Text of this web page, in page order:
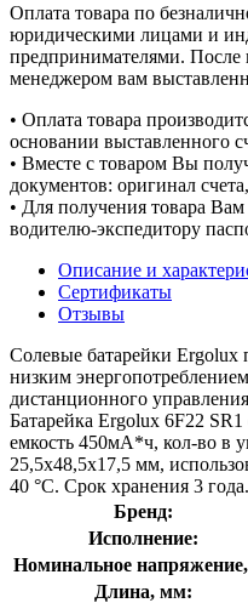
Оплата товара по
юридическими лицами и
предпринимателями. После
менеджером вам
• Оплата товара
основании выставленного
• Вместе с товаром Вы
документов: оригинал
• Для получения товара
водителю-экспедитору
Описание и
Сертификаты
Отзывы
Солевые батарейки Ergolux
низким
дистанционного
Батарейка Ergolux 6F22
емкость 450мА*ч, кол-во в
25,5x48,5x17,5 мм,
40 °C. Срок хранения 3 года.
Бренд:
Исполнение:
Номинальное
Длина, мм: